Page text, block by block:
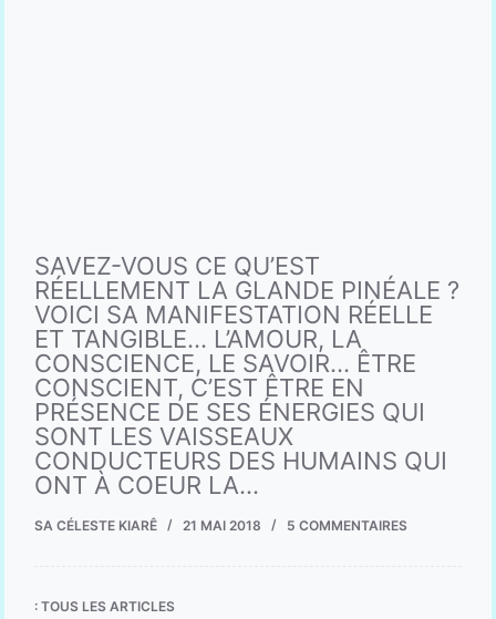
SAVEZ-VOUS CE QU’EST
RÉELLEMENT LA GLANDE PINÉALE ?
VOICI SA MANIFESTATION RÉELLE
ET TANGIBLE… L’AMOUR, LA
CONSCIENCE, LE SAVOIR… ÊTRE
CONSCIENT, C’EST ÊTRE EN
PRÉSENCE DE SES ÉNERGIES QUI
SONT LES VAISSEAUX
CONDUCTEURS DES HUMAINS QUI
ONT À COEUR LA…
SA CÉLESTE KIARÊ 21 MAI 2018 5 COMMENTAIRES
: TOUS LES ARTICLES